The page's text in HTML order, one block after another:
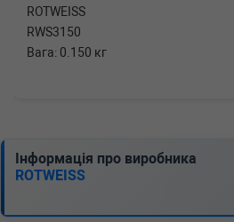
ROTWEISS
RWS3150
Вага: 0.150 кг
Інформація про виробника
ROTWEISS